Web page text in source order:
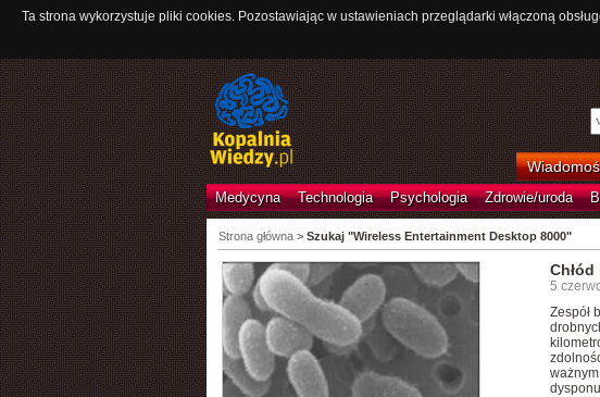
Ta strona wykorzystuje pliki cookies. Pozostawiając w ustawieniach przeglądarki włączoną
Medycyna Technologia Psychologia Zdrowie/uroda
Strona główna> Szukaj "Wireless Entertainment Desktop 8000"
5
Zespół